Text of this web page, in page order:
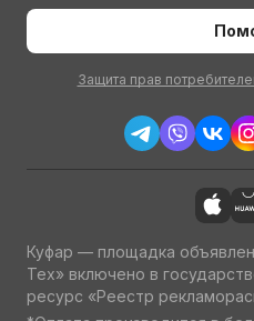
Защита прав
Куфар — площадка
Тех» включено в
ресурс «Реестр